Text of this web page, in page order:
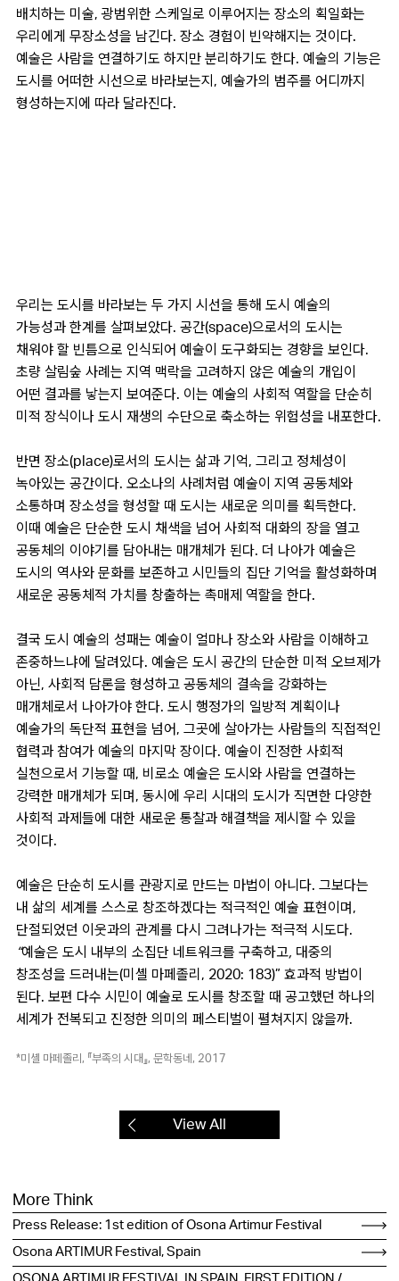
배치하는 미술, 광범위한 스케일로 이루어지는 장소의 획일화는
우리에게 무장소성을 남긴다. 장소 경험이 빈약해지는 것이다.
예술은 사람을 연결하기도 하지만 분리하기도 한다. 예술의 기능은
도시를 어떠한 시선으로 바라보는지, 예술가의 범주를 어디까지
형성하는지에 따라 달라진다.
우리는 도시를 바라보는 두 가지 시선을 통해 도시 예술의
가능성과 한계를 살펴보았다. 공간(space)으로서의 도시는
채워야 할 빈틈으로 인식되어 예술이 도구화되는 경향을 보인다.
초량 살림숲 사례는 지역 맥락을 고려하지 않은 예술의 개입이
어떤 결과를 낳는지 보여준다. 이는 예술의 사회적 역할을 단순히
미적 장식이나 도시 재생의 수단으로 축소하는 위험성을 내포한다.
반면 장소(place)로서의 도시는 삶과 기억, 그리고 정체성이
녹아있는 공간이다. 오소나의 사례처럼 예술이 지역 공동체와
소통하며 장소성을 형성할 때 도시는 새로운 의미를 획득한다.
이때 예술은 단순한 도시 채색을 넘어 사회적 대화의 장을 열고
공동체의 이야기를 담아내는 매개체가 된다. 더 나아가 예술은
도시의 역사와 문화를 보존하고 시민들의 집단 기억을 활성화하며
새로운 공동체적 가치를 창출하는 촉매제 역할을 한다.
결국 도시 예술의 성패는 예술이 얼마나 장소와 사람을 이해하고
존중하느냐에 달려있다. 예술은 도시 공간의 단순한 미적 오브제가
아닌, 사회적 담론을 형성하고 공동체의 결속을 강화하는
매개체로서 나아가야 한다. 도시 행정가의 일방적 계획이나
예술가의 독단적 표현을 넘어, 그곳에 살아가는 사람들의 직접적인
협력과 참여가 예술의 마지막 장이다. 예술이 진정한 사회적
실천으로서 기능할 때, 비로소 예술은 도시와 사람을 연결하는
강력한 매개체가 되며, 동시에 우리 시대의 도시가 직면한 다양한
사회적 과제들에 대한 새로운 통찰과 해결책을 제시할 수 있을
것이다.
예술은 단순히 도시를 관광지로 만드는 마법이 아니다. 그보다는
내 삶의 세계를 스스로 창조하겠다는 적극적인 예술 표현이며,
단절되었던 이웃과의 관계를 다시 그려나가는 적극적 시도다.
“예술은 도시 내부의 소집단 네트워크를 구축하고, 대중의
창조성을 드러내는(미셸 마페졸리, 2020: 183)” 효과적 방법이
된다. 보편 다수 시민이 예술로 도시를 창조할 때 공고했던 하나의
세계가 전복되고 진정한 의미의 페스티벌이 펼쳐지지 않을까.
*미셸 마페졸리, 『부족의 시대』, 문학동네, 2017
View All
More Think
Press Release: 1st edition of Osona Artimur Festival
Osona ARTIMUR Festival, Spain